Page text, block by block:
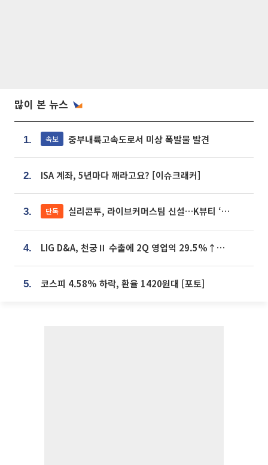
많이 본 뉴스
1. 속보 중부내륙고속도로서 미상 폭발물 발견
2. ISA 계좌, 5년마다 깨라고요? [이슈크래커]
3. 단독 실리콘투, 라이브커머스팀 신설…K뷰티 ‘글로벌 판매망’ 확대[K뷰티 라방戰]
4. LIG D&A, 천궁Ⅱ 수출에 2Q 영업익 29.5%↑…수주잔고 24.6조 [종합]
5. 코스피 4.58% 하락, 환율 1420원대 [포토]